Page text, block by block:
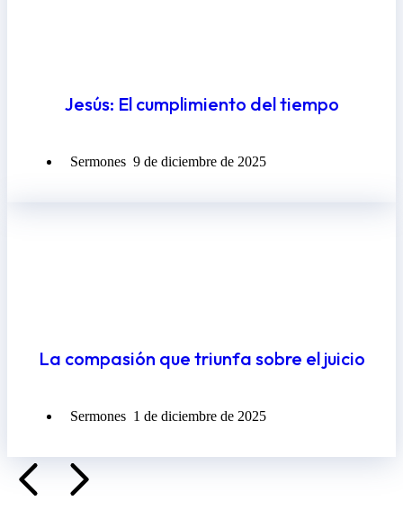
Jesús: El cumplimiento del tiempo
Sermones 9 de diciembre de 2025
La compasión que triunfa sobre el juicio
Sermones 1 de diciembre de 2025